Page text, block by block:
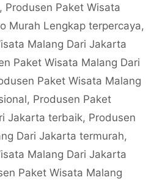
, Produsen Paket Wisata
Murah Lengkap terpercaya,
Malang Dari Jakarta
Paket Wisata Malang Dari
Paket Wisata Malang
, Produsen Paket
Jakarta terbaik, Produsen
Dari Jakarta termurah,
Malang Dari Jakarta
Paket Wisata Malang